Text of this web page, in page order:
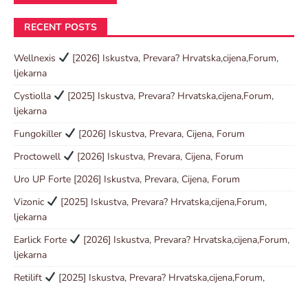
RECENT POSTS
Wellnexis
[2026] Iskustva, Prevara? Hrvatska,cijena,Forum,
ljekarna
Cystiolla
[2025] Iskustva, Prevara? Hrvatska,cijena,Forum,
ljekarna
Fungokiller
[2026] Iskustva, Prevara, Cijena, Forum
Proctowell
[2026] Iskustva, Prevara, Cijena, Forum
Uro UP Forte [2026] Iskustva, Prevara, Cijena, Forum
Vizonic
[2025] Iskustva, Prevara? Hrvatska,cijena,Forum,
ljekarna
Earlick Forte
[2026] Iskustva, Prevara? Hrvatska,cijena,Forum,
ljekarna
Retilift
[2025] Iskustva, Prevara? Hrvatska,cijena,Forum,